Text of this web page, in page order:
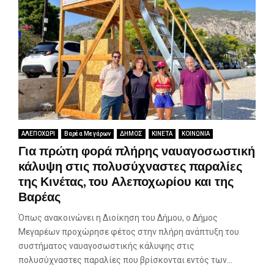
ΑΛΕΠΟΧΩΡΙ Βαρέα Μεγάρων ΔΗΜΟΣ ΚΙΝΕΤΑ ΚΟΙΝΩΝΙΑ
Για πρώτη φορά πλήρης ναυαγοσωστική
κάλυψη στις πολυσύχναστες παραλίες
της Κινέτας, του Αλεποχωρίου και της
Βαρέας
Όπως ανακοινώνει η Διοίκηση του Δήμου, ο Δήμος
Μεγαρέων προχώρησε φέτος στην πλήρη ανάπτυξη του
συστήματος ναυαγοσωστικής κάλυψης στις
πολυσύχναστες παραλίες που βρίσκονται εντός των...